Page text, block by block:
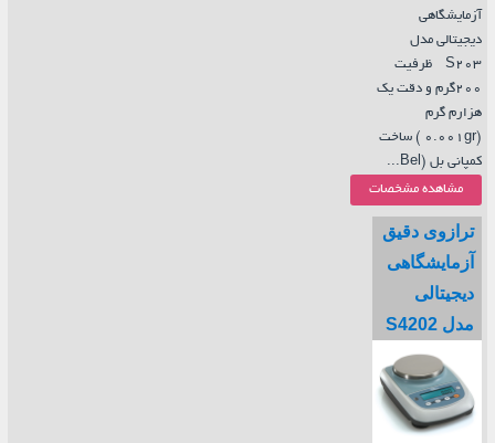
آزمایشگاهی
دیجیتالی مدل
S203 ظرفیت
200گرم و دقت یک
هزارم گرم
(0.001gr ) ساخت
کمپانی بل (Bel...
مشاهده مشخصات
ترازوی دقیق
آزمایشگاهی
دیجیتالی
مدل S4202